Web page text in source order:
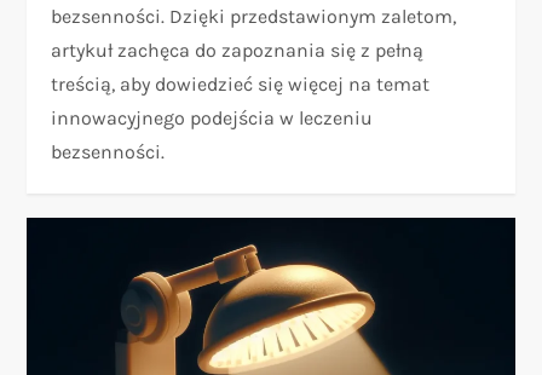
bezsenności. Dzięki przedstawionym zaletom,
artykuł zachęca do zapoznania się z pełną
treścią, aby dowiedzieć się więcej na temat
innowacyjnego podejścia w leczeniu
bezsenności.